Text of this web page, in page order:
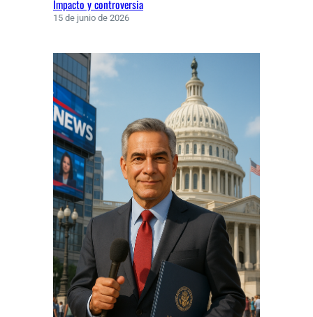
Impacto y controversia
15 de junio de 2026